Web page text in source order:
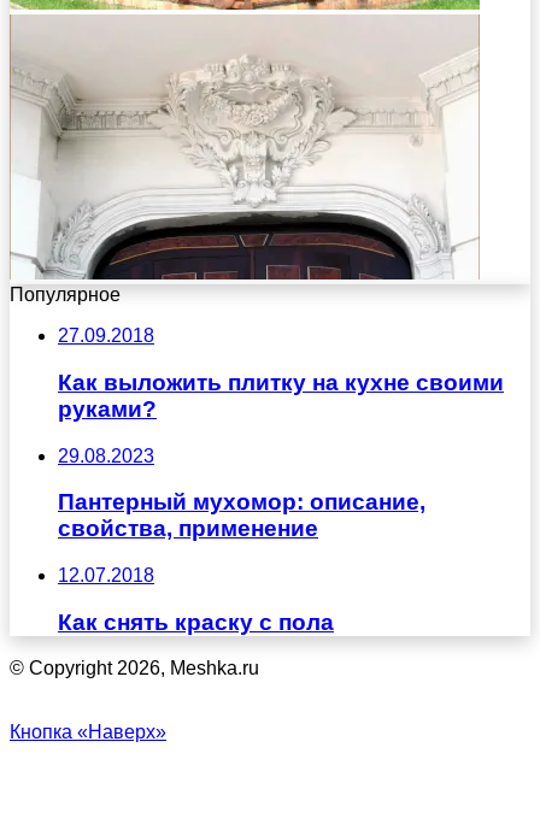
Популярное
27.09.2018
Как выложить плитку на кухне своими
руками?
29.08.2023
Пантерный мухомор: описание,
свойства, применение
12.07.2018
Как снять краску с пола
© Copyright 2026, Meshka.ru
Кнопка «Наверх»